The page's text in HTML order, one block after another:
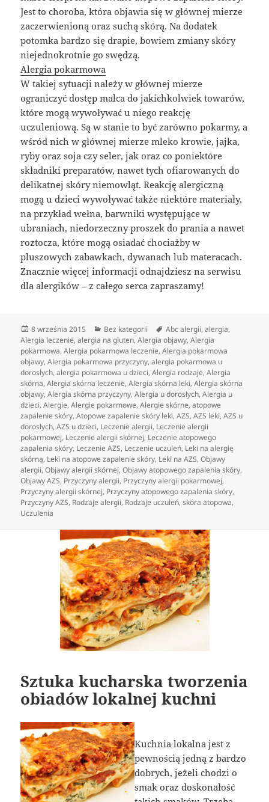
Jest to choroba, która objawia się w głównej mierze
zaczerwienioną oraz suchą skórą. Na dodatek
potomka bardzo się drapie, bowiem zmiany skóry
niejednokrotnie go swędzą.
Alergia pokarmowa
W takiej sytuacji należy w głównej mierze
ograniczyć dostęp malca do jakichkolwiek towarów,
które mogą wywoływać u niego reakcję
uczuleniową. Są w stanie to być zarówno pokarmy, a
wśród nich w głównej mierze mleko krowie, jajka,
ryby oraz soja czy seler, jak oraz co poniektóre
składniki preparatów, nawet tych ofiarowanych do
delikatnej skóry niemowląt. Reakcję alergiczną
mogą u dzieci wywoływać także niektóre materiały,
na przykład wełna, barwniki występujące w
ubraniach, niedorzeczny proszek do prania a nawet
roztocza, które mogą osiadać chociażby w
pluszowych zabawkach, dywanach lub materacach.
Znacznie więcej informacji odnajdziesz na serwisu
dla alergików – z całego serca zapraszamy!
Data
publikacji
8 września 2015 Kategorie
Bez kategorii Tagi
Abc alergii,alergia,
Alergia leczenie,alergia na gluten,Alergia objawy,Alergia
pokarmowa,Alergia pokarmowa leczenie,Alergia pokarmowa
objawy,Alergia pokarmowa przyczyny,alergia pokarmowa u
dorosłych,alergia pokarmowa u dzieci,Alergia rodzaje,Alergia
skórna,Alergia skórna leczenie,Alergia skórna leki,Alergia skórna
objawy,Alergia skórna przyczyny,Alergia u dorosłych,Alergia u
dzieci,Alergie,Alergie pokarmowe,Alergie skórne,atopowe
zapalenie skóry,Atopowe zapalenie skóry leki,AZS,AZS leki,AZS u
dorosłych,AZS u dzieci, Leczenie alergii, Leczenie alergii
pokarmowej, Leczenie alergii skórnej, Leczenie atopowego
zapalenia skóry, Leczenie AZS, Leczenie uczuleń, Leki na alergię
skórną, Leki na atopowe zapalenie skóry, Leki na AZS,Objawy
alergii,Objawy alergii skórnej,Objawy atopowego zapalenia skóry,
Objawy AZS, Przyczyny alergii, Przyczyny alergii pokarmowej,
Przyczyny alergii skórnej, Przyczyny atopowego zapalenia skóry,
Przyczyny AZS, Rodzaje alergii, Rodzaje uczuleń,skóra atopowa,
Uczulenia
Sztuka kucharska tworzenia
obiadów lokalnej kuchni
Kuchnia lokalna jest z
pewnością jedną z bardzo
dobrych, jeżeli chodzi o
smak oraz doskonałość